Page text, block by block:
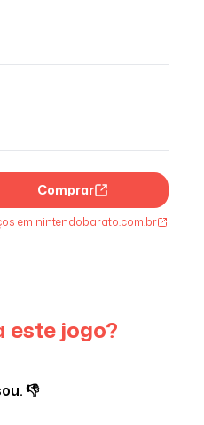
Comprar
em nintendobarato.com.br
jogo?
👎